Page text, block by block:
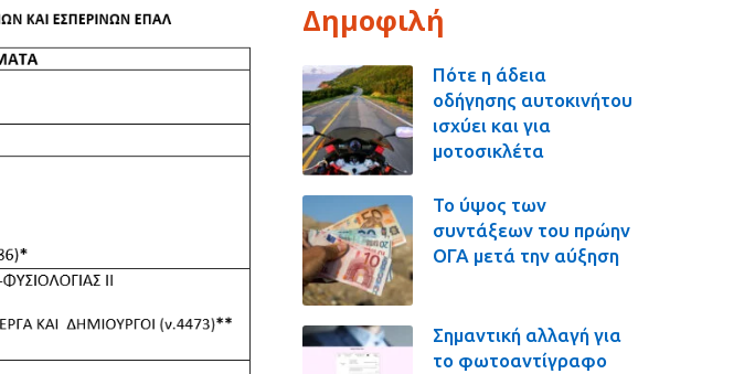
Δημοφιλή
Πότε η άδεια
οδήγησης αυτοκινήτου
ισχύει και για
μοτοσικλέτα
Το ύψος των
συντάξεων του πρώην
ΟΓΑ μετά την αύξηση
Σημαντική αλλαγή για
το φωτοαντίγραφο